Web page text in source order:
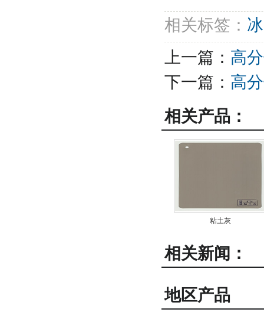
相关标签：
上一篇： 高
下一篇： 高
相关产品：
粘土灰
相关新闻：
地区产品